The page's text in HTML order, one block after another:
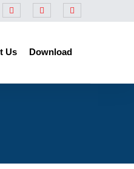
|| प्रेस नोट
Us Download